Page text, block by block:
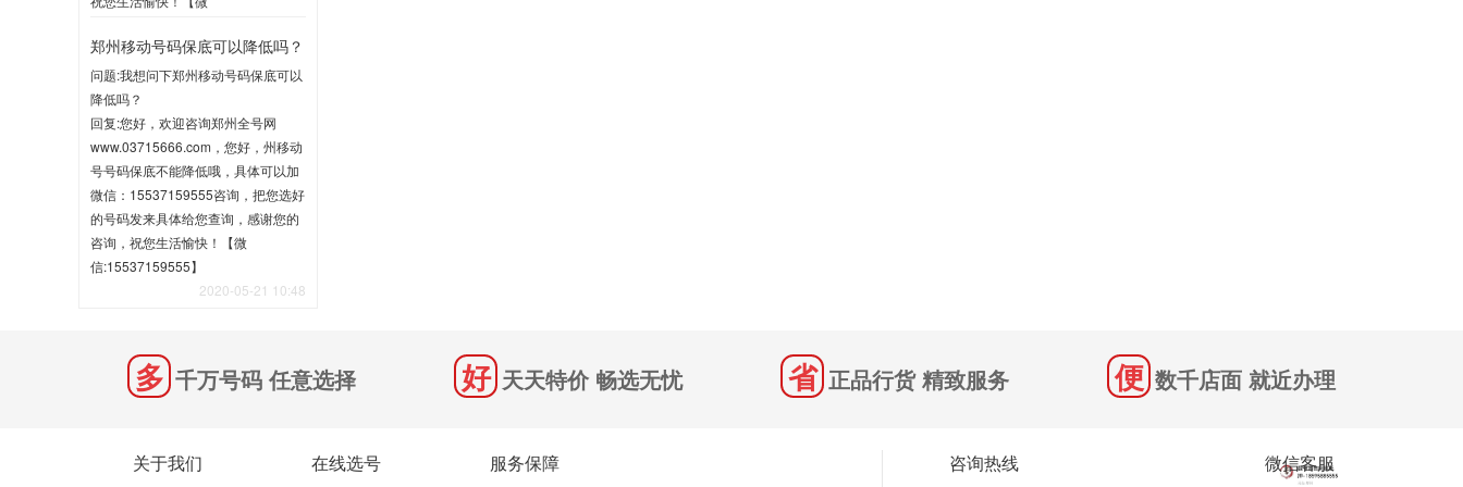
2020-06-02 10:35
郑州移动号码保底可以降低吗？
问题:我想问下郑州移动号码保底可以
降低吗？
回复:您好，欢迎咨询郑州全号网
www.03715666.com，您好，州移动
号号码保底不能降低哦，具体可以加
微信：15537159555咨询，把您选好
的号码发来具体给您查询，感谢您的
咨询，祝您生活愉快！【微
信:15537159555】
2020-05-21 10:48
千万号码 任意选择 天天特价 畅选无忧 正品行货 精致服务 数千店面 就近办理
关于我们 在线选号 服务保障 微信客服
咨询热线